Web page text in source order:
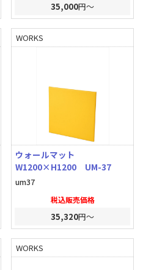
35,000円～
WORKS
ウォールマット
W1200×H1200 UM-37
um37
税込販売価格
35,320円～
WORKS